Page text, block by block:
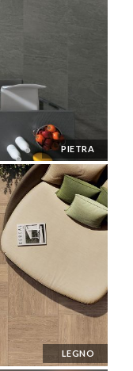
PIETRA
LEGNO